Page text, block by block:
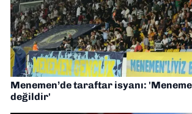
Menemen’de taraftar isyanı:
değildir'